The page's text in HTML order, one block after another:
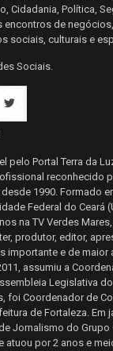
Cidadania, Política,
encontros de
sociais, culturais e
Sociais.
pelo Portal Terra da
reconhecido
1990. Formado
Federal do Ceará
na TV Verdes
produtor, editor,
importante e de maior
assumiu a
Legislativa
foi Coordenador de
de Fortaleza. Em
Jornalismo do Grupo
atuou por 2 anos e